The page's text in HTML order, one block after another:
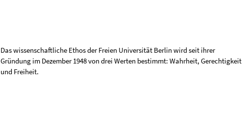
Das wissenschaftliche Ethos der Freien Universität Berlin wird seit ihrer
Gründung im Dezember 1948 von drei Werten bestimmt: Wahrheit, Gerechtigkeit
und Freiheit.